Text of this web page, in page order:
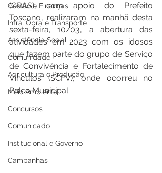
Gestão e Finanças
Infra, Obra e Transporte
Assistência Social
Comunidade
Agricultura e Produção
Meio Ambiente
Concursos
Comunicado
Institucional e Governo
Campanhas
(CRAS), com apoio do Prefeito
Toscano, realizaram na manhã desta
sexta-feira, 10/03, a abertura das
atividades em 2023 com os idosos
que fazem parte do grupo de Serviço
de Convivência e Fortalecimento de
Vínculos (SCFV), onde ocorreu no
Palco Municipal.